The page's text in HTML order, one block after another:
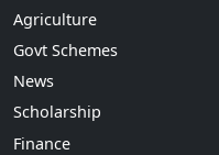
Agriculture
Govt Schemes
News
Scholarship
Finance